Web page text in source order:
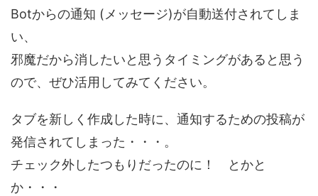
Botからの通知 (メッセージ)が自動送付されてしま
い、
邪魔だから消したいと思うタイミングがあると思う
ので、ぜひ活用してみてください。
タブを新しく作成した時に、通知するための投稿が
発信されてしまった・・・。
チェック外したつもりだったのに！ とかと
か・・・